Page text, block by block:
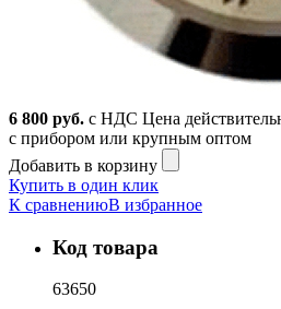
6 800 руб. с НДС Цена
с прибором или крупным оптом
Добавить в корзину
Купить в один клик
К сравнениюВ избранное
Код товара
63650